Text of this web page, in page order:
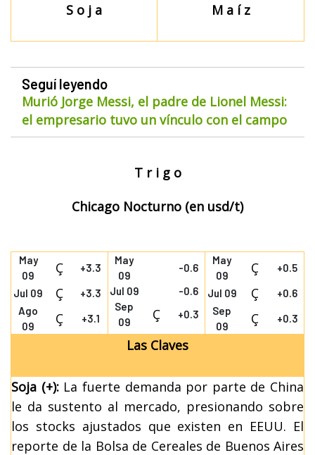
S o j a M a í z
Seguí leyendo
Murió Jorge Messi, el padre de Lionel Messi:
el empresario tuvo un vínculo con el campo
T r i g o
Chicago Nocturno (en usd/t)
May
09
Ç
+3.3
Jul 09
Ç
+3.3
Ago
09
Ç +3.1
May
09
-0.6
Jul 09
-0.6
Sep
09
Ç +0.3
May
09
Ç
+0.5
Jul 09
Ç
+0.6
Sep
09
Ç +0.3
Las Claves
Soja (+):La fuerte demanda por parte de China
le da sustento al mercado, presionando sobre
los stocks ajustados que existen en EEUU. El
reporte de la Bolsa de Cereales de Buenos Aires